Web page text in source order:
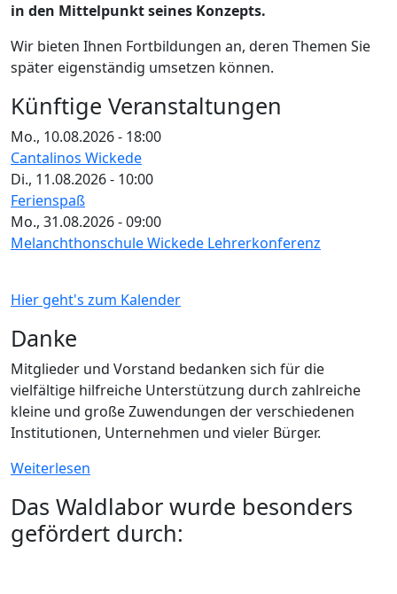
in den Mittelpunkt seines Konzepts.
Wir bieten Ihnen Fortbildungen an, deren Themen Sie
später eigenständig umsetzen können.
Künftige Veranstaltungen
Mo., 10.08.2026 - 18:00
Cantalinos Wickede
Di., 11.08.2026 - 10:00
Ferienspaß
Mo., 31.08.2026 - 09:00
Melanchthonschule Wickede Lehrerkonferenz
Hier geht's zum Kalender
Danke
Mitglieder und Vorstand bedanken sich für die
vielfältige hilfreiche Unterstützung durch zahlreiche
kleine und große Zuwendungen der verschiedenen
Institutionen, Unternehmen und vieler Bürger.
Weiterlesen
Das Waldlabor wurde besonders
gefördert durch: